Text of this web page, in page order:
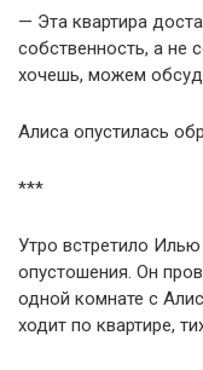
— Эта квартира
собственность, а не
хочешь, можем
Алиса опустилась
***
Утро встретило
опустошения. Он
одной комнате с
ходит по квартире,